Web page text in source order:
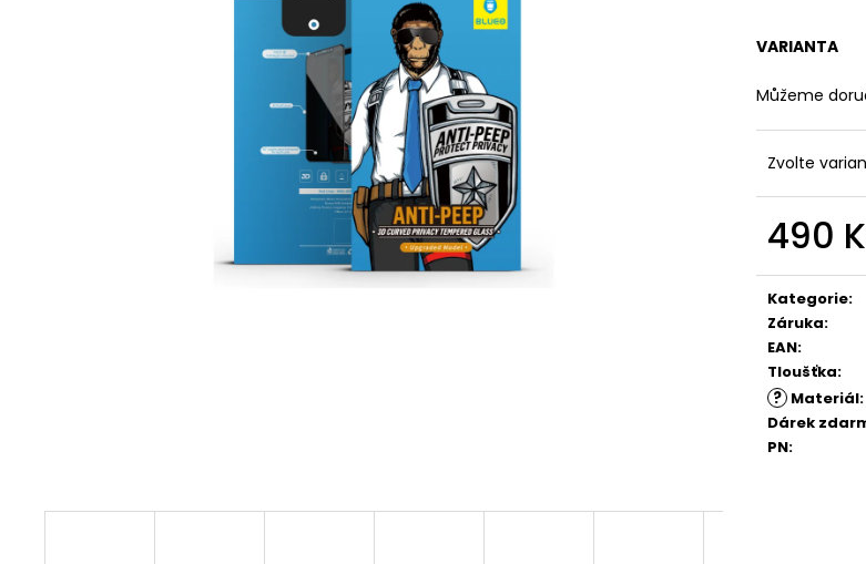
VARIANTA
Můžeme
Zvolte
490
cena:
Kategorie:
Záruka:
EAN:
Tloušťka:
? Materiál:
Dárek
PN:
OCHRANNÉ TVRZENÉ SKLO PRO IPHONE
7/8, 100% OCHRANA SOUKROMÍ, BLUEO
2.5D, TYPE GORILLA® 0,2 MM
EXTRÉMNĚ ODOLNÉ NANO OCHRANNÉ
SKLO PRO IPHONE 7/8 - OCHRANNÉ
TVRZENÉ SKLO 2.5D BLUEO TYPE
GORILLA® 0,2 MM
490 Kč